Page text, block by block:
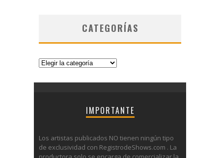
CATEGORÍAS
Categorías
IMPORTANTE
Los artistas publicados NO tienen ningún tipo
de exclusividad con RegistrodeShows.com . La